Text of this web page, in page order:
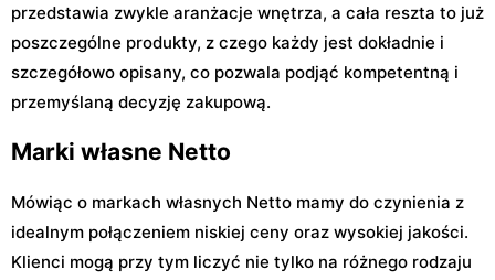
przedstawia zwykle aranżacje wnętrza, a cała reszta to już
poszczególne produkty, z czego każdy jest dokładnie i
szczegółowo opisany, co pozwala podjąć kompetentną i
przemyślaną decyzję zakupową.
Marki własne Netto
Mówiąc o markach własnych Netto mamy do czynienia z
idealnym połączeniem niskiej ceny oraz wysokiej jakości.
Klienci mogą przy tym liczyć nie tylko na różnego rodzaju